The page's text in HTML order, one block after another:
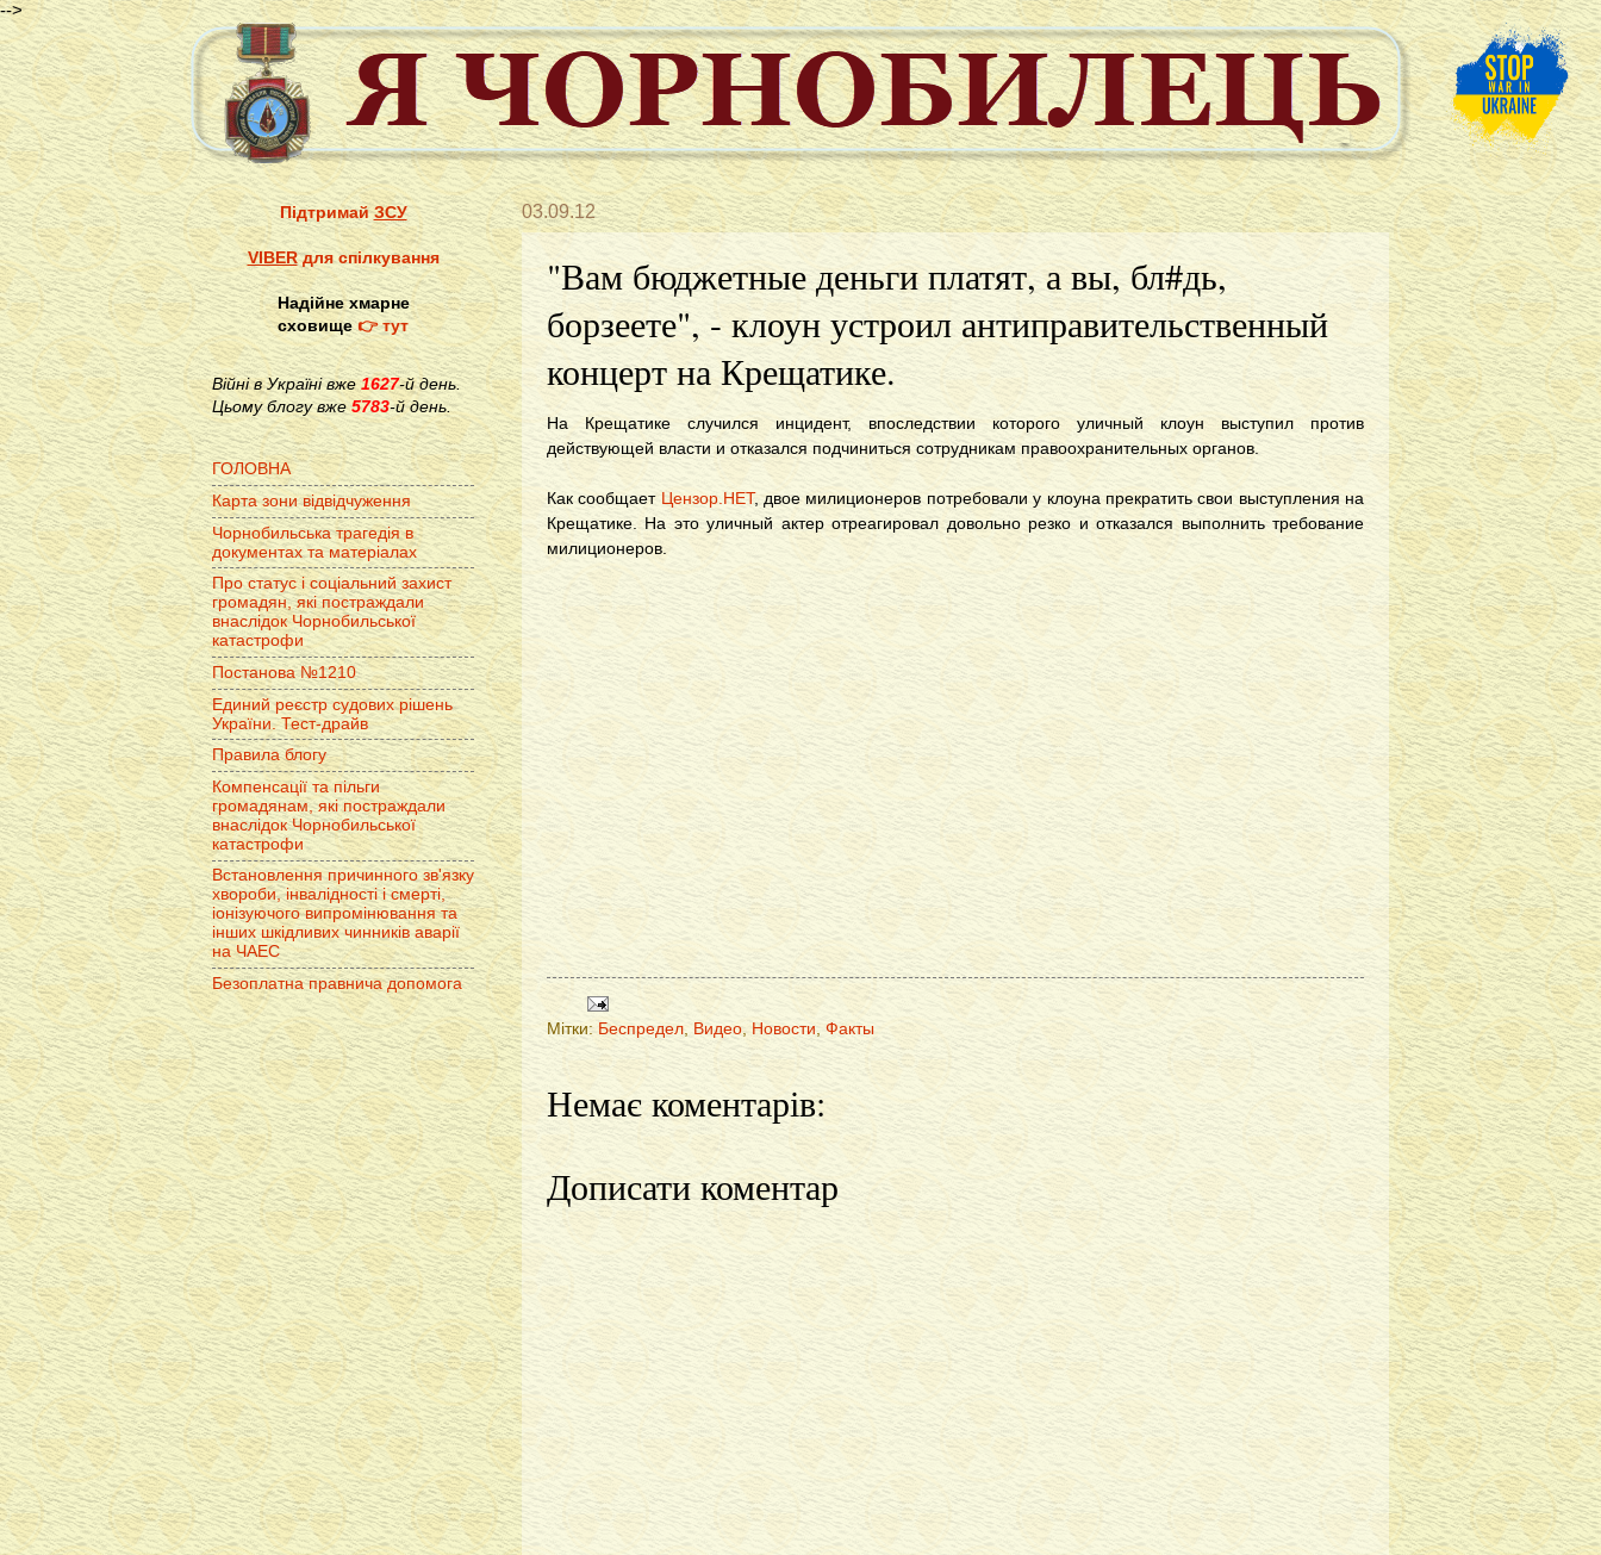
-->
03.09.12
"Вам бюджетные деньги платят, а вы, бл#дь,
борзеете", - клоун устроил антиправительственный
концерт на Крещатике.
На Крещатике случился инцидент, впоследствии которого уличный клоун выступил против
действующей власти и отказался подчиниться сотрудникам правоохранительных органов.
Как сообщает Цензор.НЕТ, двое милиционеров потребовали у клоуна прекратить свои выступления на
Крещатике. На это уличный актер отреагировал довольно резко и отказался выполнить требование
милиционеров.
Мітки: Беспредел, Видео, Новости, Факты
Немає коментарів:
Дописати коментар
ПідтримайЗСУ
VIBERдля спілкування
Надійне хмарне
сховище👉 тут
Війні в Україні вже1627-й день.
Цьому блогу вже 5783-й день.
ГОЛОВНА
Карта зони відвідчуження
Чорнобильська трагедія в
документах та матеріалах
Про статус і соціальний захист
громадян, які постраждали
внаслідок Чорнобильської
катастрофи
Постанова №1210
Единий реєстр судових рішень
України. Тест-драйв
Правила блогу
Компенсації та пільги
громадянам, які постраждали
внаслідок Чорнобильської
катастрофи
Встановлення причинного зв'язку
хвороби, інвалідності і смерті,
іонізуючого випромінювання та
інших шкідливих чинників аварії
на ЧАЕС
Безоплатна правнича допомога